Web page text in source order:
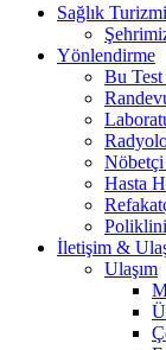
Sağlık Turizmi
Yönlendirme
Bu Test
Hasta
İletişim &
Ulaşım